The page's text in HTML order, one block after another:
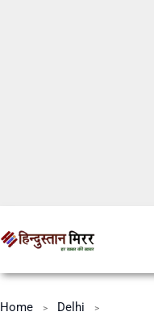
Home
Delhi